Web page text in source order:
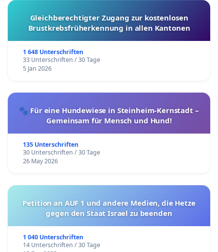
Gleichberechtigter Zugang zur kostenlosen
Brustkrebsfrüherkennung in allen Kantonen
1 648 Unterschriften
33 Unterschriften / 30 Tage
5 Jan 2026
🐾 Für eine Hundewiese in Steinheim-Kernstadt –
Gemeinsam für Mensch und Hund!
135 Unterschriften
30 Unterschriften / 30 Tage
26 May 2026
Petition an AUF 1 und andere Medien, die Hetze
gegen den Staat Israel zu beenden
1 040 Unterschriften
14 Unterschriften / 30 Tage